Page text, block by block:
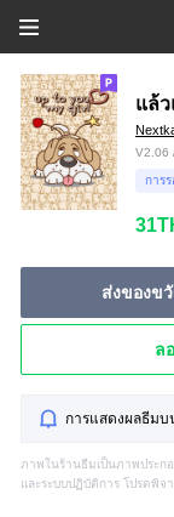
แล้
V2.06
การ
ส่งของข
ล
การแสดงผลธีมบ
ภาพในร้านธีมเป็นภาพประก
และระบบปฏิบัติการ โปรดพิจ